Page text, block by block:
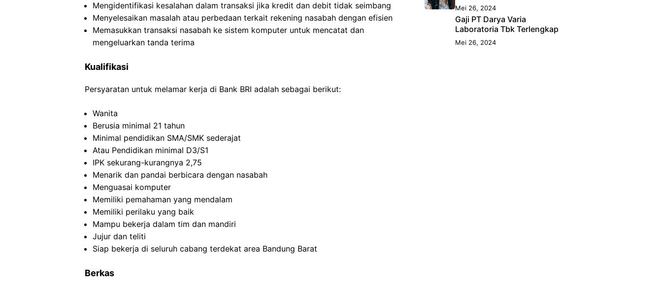
Mengidentifikasi kesalahan dalam transaksi jika kredit dan debit tidak seimbang
Menyelesaikan masalah atau perbedaan terkait rekening nasabah dengan efisien
Memasukkan transaksi nasabah ke sistem komputer untuk mencatat dan
mengeluarkan tanda terima
Kualifikasi
Persyaratan untuk melamar kerja di Bank BRI adalah sebagai berikut:
Wanita
Berusia minimal 21 tahun
Minimal pendidikan SMA/SMK sederajat
Atau Pendidikan minimal D3/S1
IPK sekurang-kurangnya 2,75
Menarik dan pandai berbicara dengan nasabah
Menguasai komputer
Memiliki pemahaman yang mendalam
Memiliki perilaku yang baik
Mampu bekerja dalam tim dan mandiri
Jujur dan teliti
Siap bekerja di seluruh cabang terdekat area Bandung Barat
Berkas
Mei 26, 2024
Gaji PT Darya Varia
Laboratoria Tbk Terlengkap
Mei 26, 2024